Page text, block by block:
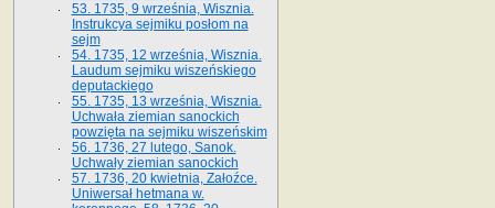
53. 1735, 9 września, Wisznia.
Instrukcya sejmiku posłom na
sejm
54. 1735, 12 września, Wisznia.
Laudum sejmiku wiszeńskiego
deputackiego
55. 1735, 13 września, Wisznia.
Uchwała ziemian sanockich
powzięta na sejmiku wiszeńskim
56. 1736, 27 lutego, Sanok.
Uchwały ziemian sanockich
57. 1736, 20 kwietnia, Załoźce.
Uniwersał hetmana w.